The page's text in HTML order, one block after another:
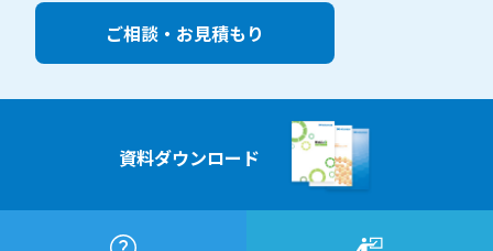
ご相談・お見積もり
資料ダウンロード